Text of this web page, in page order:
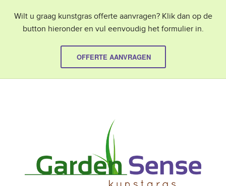
Wilt u graag kunstgras offerte aanvragen? Klik dan op de
button hieronder en vul eenvoudig het formulier in.
OFFERTE AANVRAGEN